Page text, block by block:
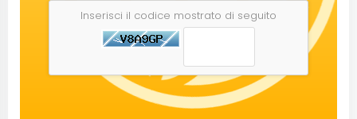
Inserisci il codice mostrato di seguito